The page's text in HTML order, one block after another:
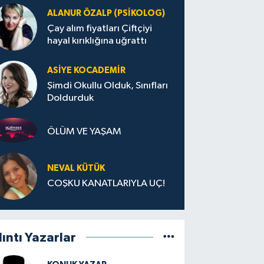
ALANUR ÖZALP (PSIKOLOG)
Çay alım fiyatları Çiftçiyi
hayal kırıklığına uğrattı
ASIYE KOCADEMİR
Şimdi Okullu Olduk, Sınıfları
Doldurduk
ÖLÜM VE YAŞAM
NEVAL KÜTÜK
COŞKU KANATLARIYLA UÇ!
Yazarlar